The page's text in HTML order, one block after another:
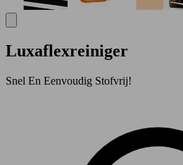
Luxaflexreiniger
Snel En Eenvoudig Stofvrij!